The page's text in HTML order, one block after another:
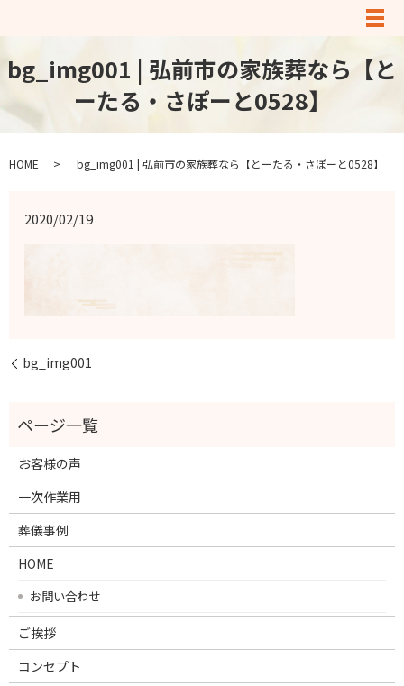
メ
bg_img001 | 弘前市の家族葬なら【と
ーたる・さぽーと0528】
HOME bg_img001 | 弘前市の家族葬なら【とーたる・さぽーと0528】
2020/02/19
bg_img001
お客様の声
一次作業用
葬儀事例
HOME
お問い合わせ
ご挨拶
コンセプト